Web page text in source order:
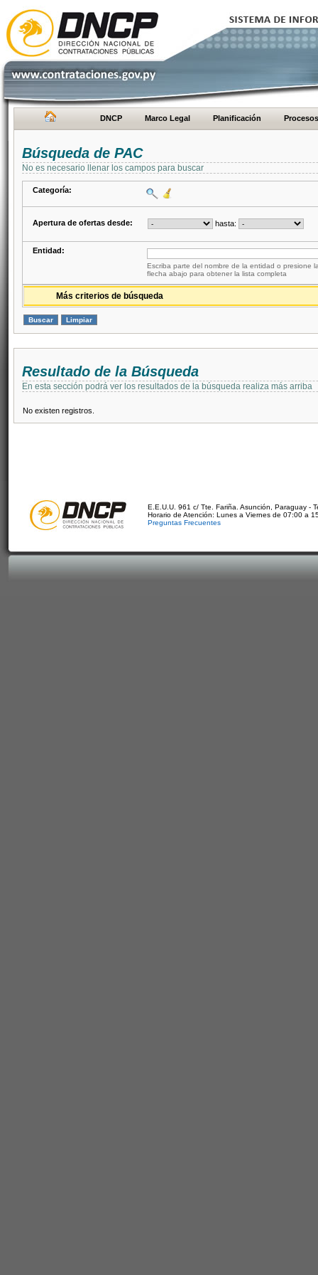
DNCP Marco Legal Planificación Procesos
Búsqueda de PAC
No es necesario llenar los campos para buscar
Categoría:
Apertura de ofertas desde: hasta:
Entidad:
Escriba parte del nombre de la entidad o presione
flecha abajo para obtener la lista completa
Más criterios de búsqueda
Resultado de la Búsqueda
En esta sección podrá ver los resultados de la búsqueda realiza más arriba
No existen registros.
E.E.U.U. 961 c/ Tte. Fariña. Asunción, Paraguay -
Horario de Atención: Lunes a Viernes de 07:00 a
Preguntas Frecuentes